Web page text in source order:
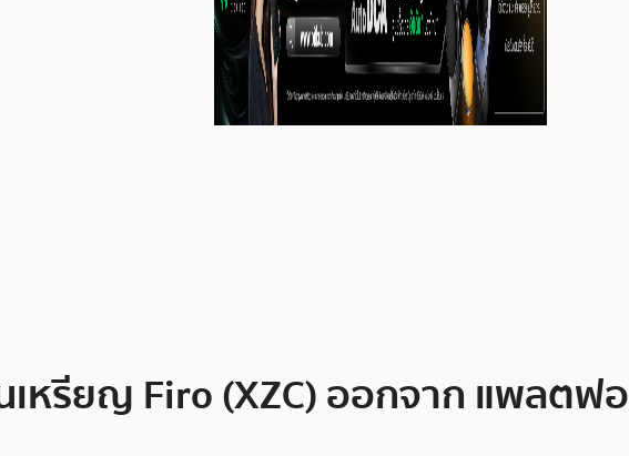
เหรียญ Firo (XZC) ออกจาก แพลตฟ